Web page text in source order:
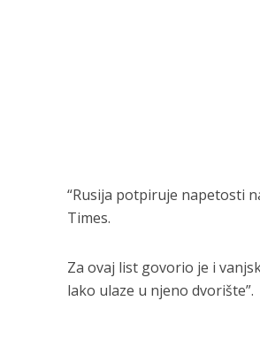
“Rusija potpiruje napetosti
Times.
Za ovaj list govorio je i
lako ulaze u njeno dvorište”.